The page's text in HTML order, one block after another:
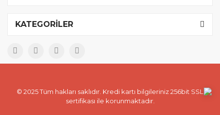
KATEGORİLER
© 2025 Tüm hakları saklıdır. Kredi kartı bilgileriniz 256bit SSL
sertifikası ile korunmaktadır.